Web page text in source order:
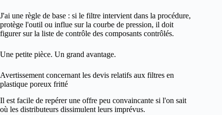
J'ai une règle de base : si le filtre intervient dans la procédure,
protège l'outil ou influe sur la courbe de pression, il doit
figurer sur la liste de contrôle des composants contrôlés.
Une petite pièce. Un grand avantage.
Avertissement concernant les devis relatifs aux filtres en
plastique poreux fritté
Il est facile de repérer une offre peu convaincante si l'on sait
où les distributeurs dissimulent leurs imprévus.